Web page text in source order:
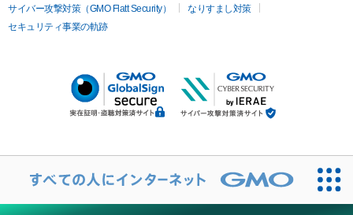
サイバー攻撃対策（GMO Flatt Security）
なりすまし対策
セキュリティ事業の軌跡